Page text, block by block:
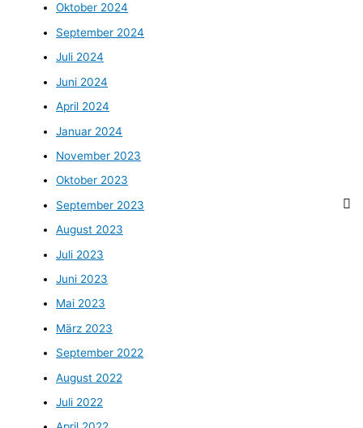
Oktober 2024
September 2024
Juli 2024
Juni 2024
April 2024
Januar 2024
November 2023
Oktober 2023
September 2023
August 2023
Juli 2023
Juni 2023
Mai 2023
März 2023
September 2022
August 2022
Juli 2022